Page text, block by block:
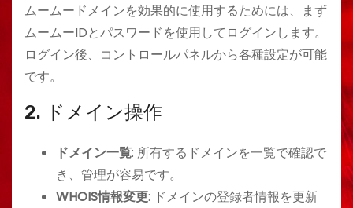
ムームードメインを効果的に使用するためには、まず
ムームーIDとパスワードを使用してログインします。
ログイン後、コントロールパネルから各種設定が可能
です。
2. ドメイン操作
ドメイン一覧: 所有するドメインを一覧で確認で
き、管理が容易です。
WHOIS情報変更: ドメインの登録者情報を更新